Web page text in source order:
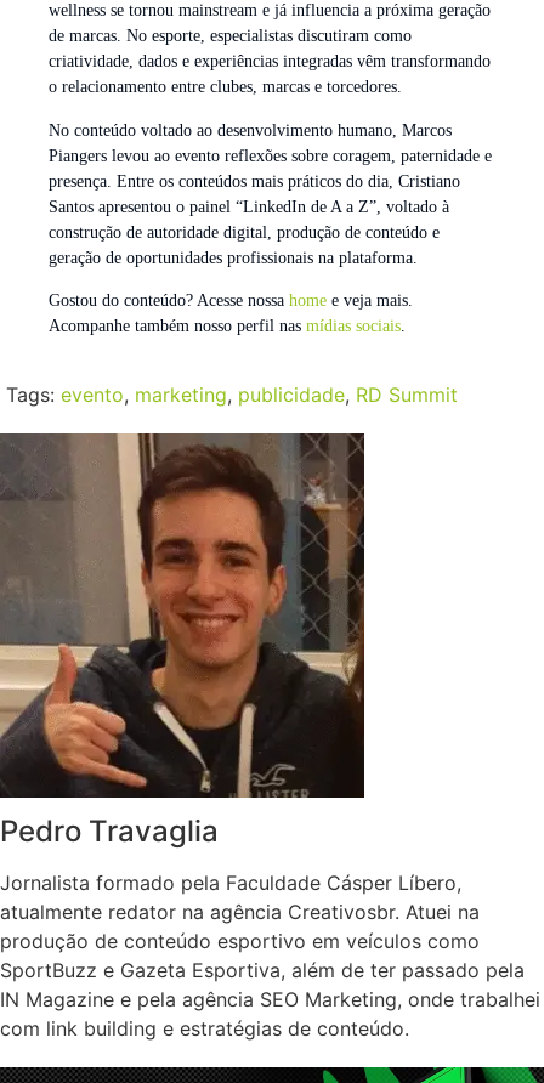
wellness se tornou mainstream e já influencia a próxima geração
de marcas. No esporte, especialistas discutiram como
criatividade, dados e experiências integradas vêm transformando
o relacionamento entre clubes, marcas e torcedores.
No conteúdo voltado ao desenvolvimento humano, Marcos
Piangers levou ao evento reflexões sobre coragem, paternidade e
presença. Entre os conteúdos mais práticos do dia, Cristiano
Santos apresentou o painel “LinkedIn de A a Z”, voltado à
construção de autoridade digital, produção de conteúdo e
geração de oportunidades profissionais na plataforma.
Gostou do conteúdo? Acesse nossa home e veja mais.
Acompanhe também nosso perfil nas mídias sociais.
Tags: evento, marketing, publicidade, RD Summit
Pedro Travaglia
Jornalista formado pela Faculdade Cásper Líbero,
atualmente redator na agência Creativosbr. Atuei na
produção de conteúdo esportivo em veículos como
SportBuzz e Gazeta Esportiva, além de ter passado pela
IN Magazine e pela agência SEO Marketing, onde trabalhei
com link building e estratégias de conteúdo.